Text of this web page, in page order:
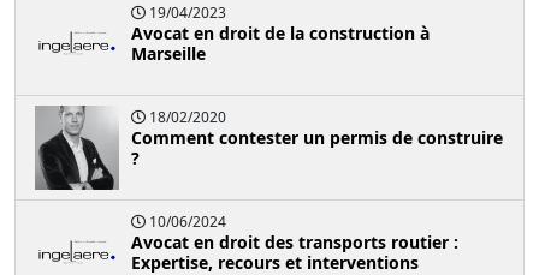
19/04/2023
Avocat en droit de la construction à
Marseille
18/02/2020
Comment contester un permis de construire
?
10/06/2024
Avocat en droit des transports routier :
Expertise, recours et interventions